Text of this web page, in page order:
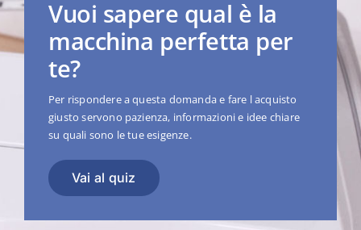
Vuoi sapere qual è la
macchina perfetta per
te?
Per rispondere a questa domanda e fare l acquisto
giusto servono pazienza, informazioni e idee chiare
su quali sono le tue esigenze.
Vai al quiz